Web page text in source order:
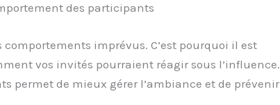
des participants
comportements imprévus. C’est pourquoi il est
vos invités pourraient réagir sous l’influence.
permet de mieux gérer l’ambiance et de prévenir